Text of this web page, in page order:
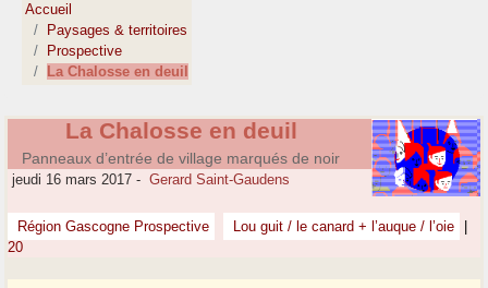
Accueil
Paysages & territoires
Prospective
La Chalosse en deuil
La Chalosse en deuil
Panneaux d’entrée de village marqués de noir
jeudi 16 mars 2017 - Gerard Saint-Gaudens
Région Gascogne Prospective Lou guit / le canard + l’auque / l’oie
20